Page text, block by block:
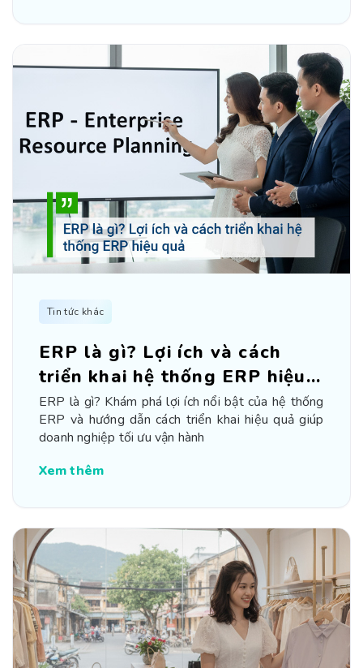
Tin tức khác
ERP là gì? Lợi ích và cách
triển khai hệ thống ERP hiệu
quả
ERP là gì? Khám phá lợi ích nổi bật của hệ thống
ERP và hướng dẫn cách triển khai hiệu quả giúp
doanh nghiệp tối ưu vận hành
Xem thêm